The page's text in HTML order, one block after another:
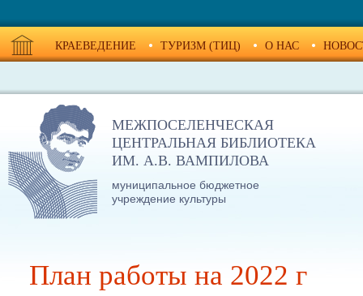
КРАЕВЕДЕНИЕ ТУРИЗМ (ТИЦ) О НАС
МЕЖПОСЕЛЕНЧЕСКАЯ
ЦЕНТРАЛЬНАЯ БИБЛИОТЕКА
ИМ. А.В. ВАМПИЛОВА
муниципальное бюджетное
учреждение культуры
План работы на 2022 г